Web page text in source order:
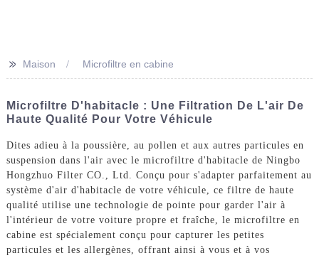
>> Maison Microfiltre en cabine
Microfiltre D'habitacle : Une Filtration De L'air De
Haute Qualité Pour Votre Véhicule
Dites adieu à la poussière, au pollen et aux autres particules en
suspension dans l'air avec le microfiltre d'habitacle de Ningbo
Hongzhuo Filter CO., Ltd. Conçu pour s'adapter parfaitement au
système d'air d'habitacle de votre véhicule, ce filtre de haute
qualité utilise une technologie de pointe pour garder l'air à
l'intérieur de votre voiture propre et fraîche, le microfiltre en
cabine est spécialement conçu pour capturer les petites
particules et les allergènes, offrant ainsi à vous et à vos